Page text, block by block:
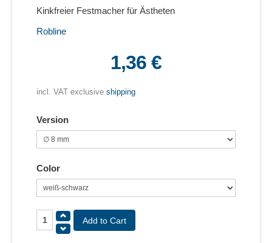
Kinkfreier Festmacher für Ästheten
Robline
1,36 €
incl. VAT exclusive shipping
Version
Color